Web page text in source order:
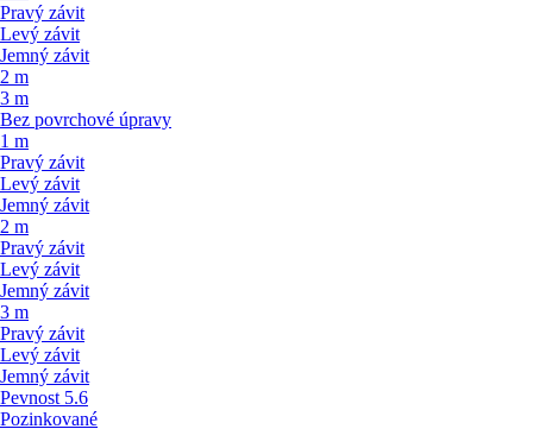
Pravý závit
Levý závit
Jemný závit
2 m
3 m
Bez povrchové úpravy
1 m
Pravý závit
Levý závit
Jemný závit
2 m
Pravý závit
Levý závit
Jemný závit
3 m
Pravý závit
Levý závit
Jemný závit
Pevnost 5.6
Pozinkované